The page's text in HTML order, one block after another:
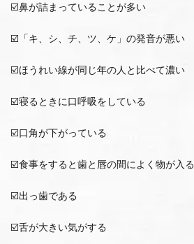
☑️鼻が詰まっていることが多い
☑️「キ、シ、チ、ツ、ケ」の発音が悪い
☑️ほうれい線が同じ年の人と比べて濃い
☑️寝るときに口呼吸をしている
☑️口角が下がっている
☑️食事をすると歯と唇の間によく物が入る
☑️出っ歯である
☑️舌が大きい気がする